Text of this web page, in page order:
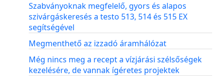
Szabványoknak megfelelő, gyors és alapos
szivárgáskeresés a testo 513, 514 és 515 EX
segítségével
Megmenthető az izzadó áramhálózat
Még nincs meg a recept a vízjárási szélsőségek
kezelésére, de vannak ígéretes projektek